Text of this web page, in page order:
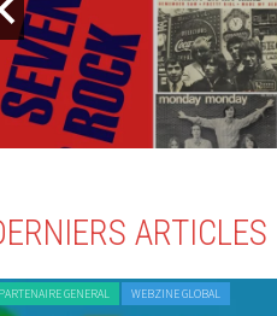
ARTICLES
GENERAL WEBZINE GLOBAL